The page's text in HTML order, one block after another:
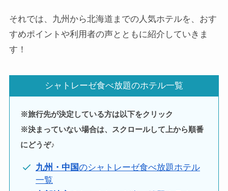
それでは、九州から北海道までの人気ホテルを、おす
すめポイントや利用者の声とともに紹介していきま
す！
シャトレーゼ食べ放題のホテル一覧
※旅行先が決定している方は以下をクリック
※決まっていない場合は、スクロールして上から順番
にどうぞ♪
九州・中国のシャトレーゼ食べ放題ホテル
一覧